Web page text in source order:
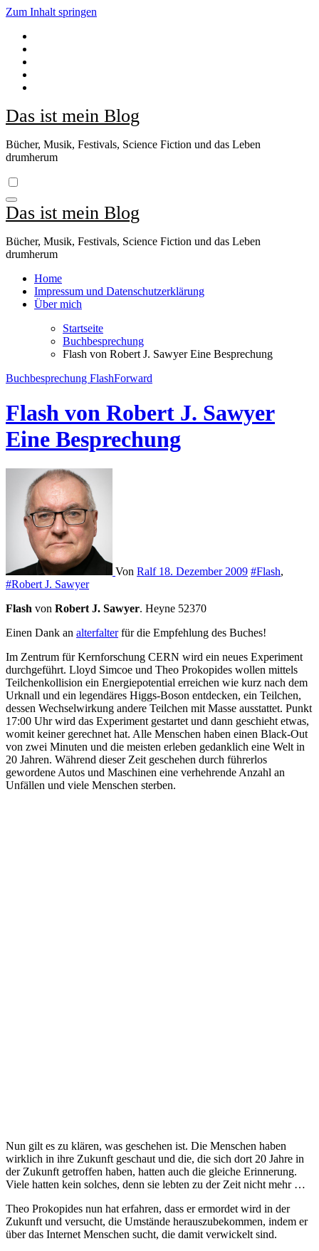
Zum Inhalt springen
Das ist mein Blog
Bücher, Musik, Festivals, Science Fiction und das Leben
drumherum
Das ist mein Blog
Bücher, Musik, Festivals, Science Fiction und das Leben
drumherum
Home
Impressum und Datenschutzerklärung
Über mich
Startseite
Buchbesprechung
Flash von Robert J. Sawyer Eine Besprechung
Buchbesprechung FlashForward
Flash von Robert J. Sawyer
Eine Besprechung
Von Ralf 18. Dezember 2009 #Flash,
#Robert J. Sawyer
Flash von Robert J. Sawyer. Heyne 52370
Einen Dank an alterfalterfür die Empfehlung des Buches!
Im Zentrum für Kernforschung CERN wird ein neues Experiment
durchgeführt. Lloyd Simcoe und Theo Prokopides wollen mittels
Teilchenkollision ein Energiepotential erreichen wie kurz nach dem
Urknall und ein legendäres Higgs-Boson entdecken, ein Teilchen,
dessen Wechselwirkung andere Teilchen mit Masse ausstattet. Punkt
17:00 Uhr wird das Experiment gestartet und dann geschieht etwas,
womit keiner gerechnet hat. Alle Menschen haben einen Black-Out
von zwei Minuten und die meisten erleben gedanklich eine Welt in
20 Jahren. Während dieser Zeit geschehen durch führerlos
gewordene Autos und Maschinen eine verhehrende Anzahl an
Unfällen und viele Menschen sterben.
Nun gilt es zu klären, was geschehen ist. Die Menschen haben
wirklich in ihre Zukunft geschaut und die, die sich dort 20 Jahre in
der Zukunft getroffen haben, hatten auch die gleiche Erinnerung.
Viele hatten kein solches, denn sie lebten zu der Zeit nicht mehr …
Theo Prokopides nun hat erfahren, dass er ermordet wird in der
Zukunft und versucht, die Umstände herauszubekommen, indem er
über das Internet Menschen sucht, die damit verwickelt sind.